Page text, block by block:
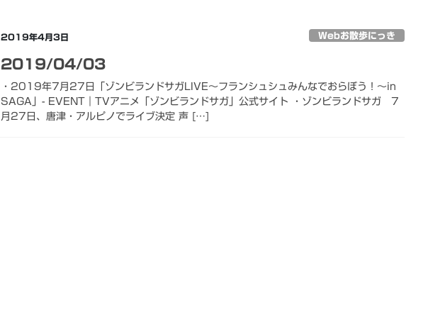
2019年4月3日 Webお散歩にっき
2019/04/03
・2019年7月27日「ゾンビランドサガLIVE～フランシュシュみんなでおらぼう！～in
SAGA」- EVENT｜TVアニメ「ゾンビランドサガ」公式サイト ・ゾンビランドサガ 7
月27日、唐津・アルピノでライブ決定 声 […]